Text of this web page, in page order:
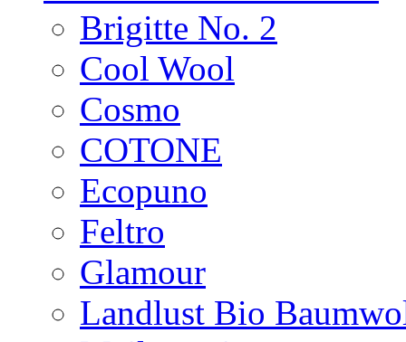
Brigitte No. 2
Cool Wool
Cosmo
COTONE
Ecopuno
Feltro
Glamour
Landlust Bio